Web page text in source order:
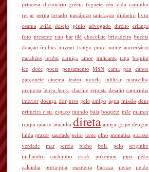
princesa dicionário grécia foguete céu vida caminho
rei ar perna feriado mecânico satisfação dinheiro livro
osama avião desejo gênio advogado direito criança
foto presente rato bar filé chocolate brigadeiro buceta
doação ônibus nuvem frango pinto nome aniversário
parabéns urubu carniça amor traficante tapa biquini
ice doce poeta pensamento MSN cama pau
canoa
garçonete cinema teatro novela infiltrar maravilha
proposta lenga-lenga charme reposta desafio caipirinha
interior doença dor urso gelo amigo água missão deus
primeira vista espaço mundo bala boquete mãe mamar
roupa quarto amanhã direta amiga gripe dengue
linda prazer saudade peito lente olho monalisa picasso
verdade
mar sereia bicho bola pelo
serginho
mallandro
cachimbo crack pokemon pipa
peão
calcinha
porta-jóia escoteira barraca peixe
peido